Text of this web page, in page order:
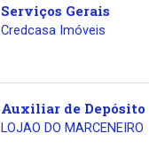
Serviços Gerais
Credcasa Imóveis
Auxiliar de Depósito
LOJAO DO MARCENEIRO